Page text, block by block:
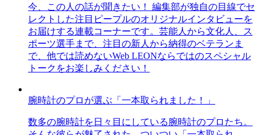
今、この人の話が聞きたい！ 編集部が独自の目線でセ
レクトした注目ピープルのオリジナルインタビューを
お届けする連載コーナーです。芸能人から文化人、ス
ポーツ選手まで、注目の新人から納得のベテランま
で、他では読めないWeb LEONならではのスペシャル
トークをお楽しみください！
腕時計のプロが選ぶ「一本取られました！」
数多の腕時計を日々目にしている腕時計のプロたち。